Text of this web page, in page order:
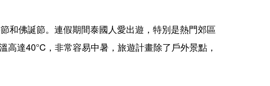
和佛誕節。連假期間泰國人愛出遊，特別是熱門郊區
達40°C，非常容易中暑，旅遊計畫除了戶外景點，